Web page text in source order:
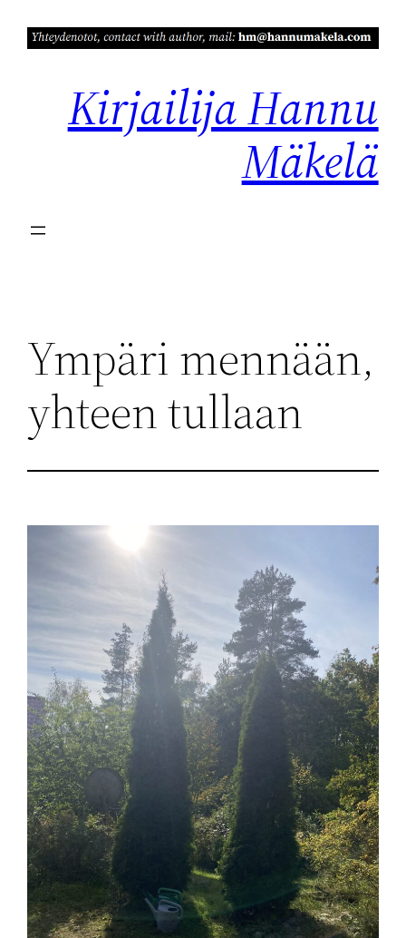
sisältöön
Kirjailija Hannu
Mäkelä
Ympäri mennään,
yhteen tullaan